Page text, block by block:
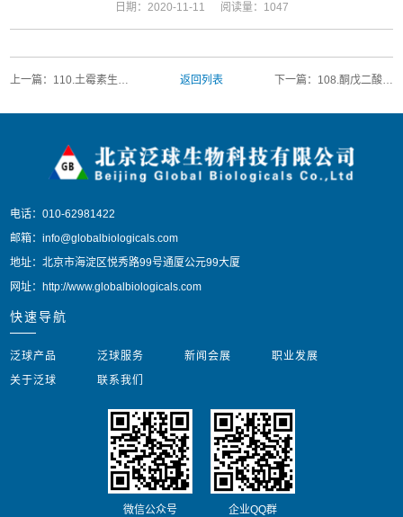
日期：2020-11-11 阅读量：1047
上一篇：110.土霉素生产
返回列表
下一篇：108.酮戊二酸生
电话：010-62981422
邮箱：info@globalbiologicals.com
地址：北京市海淀区悦秀路99号通厦公元99大厦
网址：http://www.globalbiologicals.com
快速导航
泛球产品 泛球服务 新闻会展
职业发展
关于泛球
联系我们
微信公众号 企业QQ群